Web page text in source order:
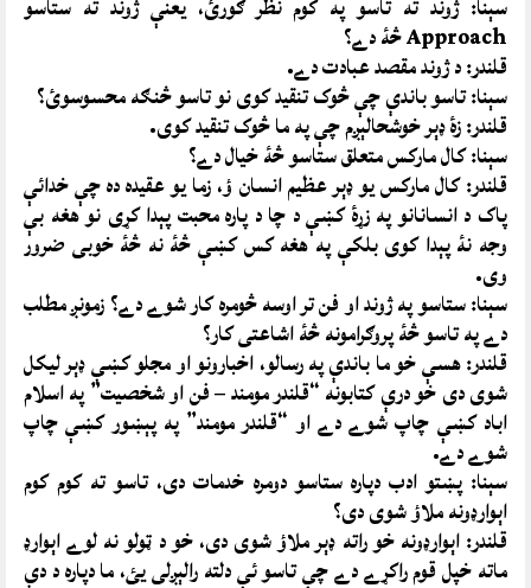
Approach څۀ دے؟
قلندر: د ژوند مقصد عبادت دے.
سېنا: تاسو باندې چې څوک تنقيد کوى نو تاسو څنګه محسوسوئ؟
قلندر: زۀ ډېر خوشحالېږم چې په ما څوک تنقيد کوى.
سېنا: کال مارکس متعلق ستاسو څۀ خيال دے؟
قلندر: کال مارکس يو ډېر عظيم انسان ؤ، زما يو عقيده ده چې خدائې
پاک د انسانانو په زړۀ کښې د چا د پاره محبت پېدا کړى نو هغه بې
وجه نۀ پېدا کوى بلکې په هغه کس کښې څۀ نه څۀ خوبى ضرور
وى.
سېنا: ستاسو په ژوند او فن تر اوسه څومره کار شوے دے؟ زمونږ مطلب
دے په تاسو څۀ پروګرامونه څۀ اشاعتى کار؟
قلندر: هسې خو ما باندې په رسالو، اخبارونو او مجلو کښې ډېر ليکل
شوى دى خو درې کتابونه “قلندر مومند – فن او شخصيت” په اسلام
اباد کښې چاپ شوے دے او “قلندر مومند” په پېښور کښې چاپ
شوے دے.
سېنا: پښتو ادب دپاره ستاسو دومره خدمات دى، تاسو ته کوم کوم
اېوارډونه ملاؤ شوى دى؟
قلندر: اېوارډونه خو راته ډېر ملاؤ شوى دى، خو د ټولو نه لوے اېوارډ
ماته خپل قوم راکړے دے چې تاسو ئې دلته رالېږلى يئ، ما دپاره د دې